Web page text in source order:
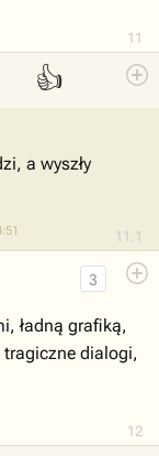
11
👍
11.1
a wyszły
12
3
ładną grafiką,
dialogi,